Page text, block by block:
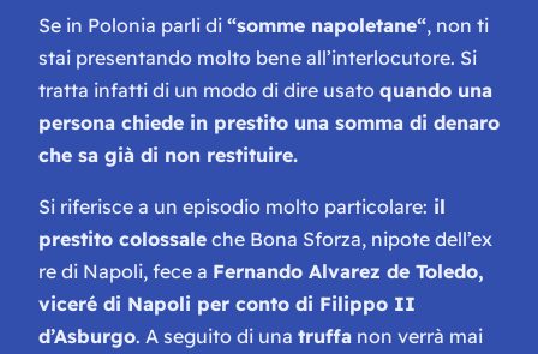
Se in Polonia parli di “somme napoletane“, non ti
stai presentando molto bene all’interlocutore. Si
tratta infatti di un modo di dire usato quando una
persona chiede in prestito una somma di denaro
che sa già di non restituire.
Si riferisce a un episodio molto particolare: il
prestito colossale che Bona Sforza, nipote dell’ex
re di Napoli, fece a Fernando Alvarez de Toledo,
viceré di Napoli per conto di Filippo II
d’Asburgo. A seguito di una truffa non verrà mai